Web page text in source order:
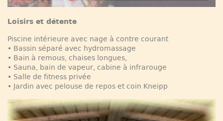
Loisirs et détente
Piscine intérieure avec nage à contre courant
• Bassin séparé avec hydromassage
• Bain à remous, chaises longues,
• Sauna, bain de vapeur, cabine à infrarouge
• Salle de fitness privée
• Jardin avec pelouse de repos et coin Kneipp